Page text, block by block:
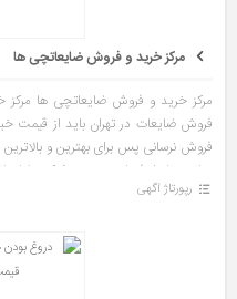
مرکز خرید و فروش ضایعاتچی ها
مرکز خرید و فروش ضایعاتچی ها مرکز
فروش ضایعات در تهران باید از قیمت
فروش نرسانی پس برای بهترین و
جهت خرید ضایعات در تهران در خدمت
رپورتاژ آگهی